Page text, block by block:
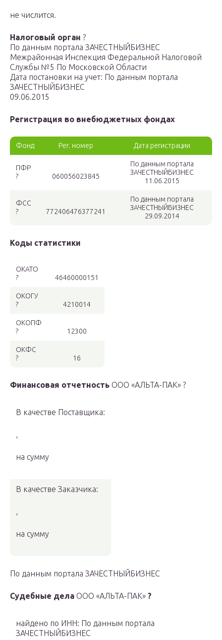
не числится.
Налоговый орган ?
По данным портала ЗАЧЕСТНЫЙБИЗНЕС
Межрайонная Инспекция Федеральной Налоговой
Службы №5 По Московской Области
Дата постановки на учет: По данным портала
ЗАЧЕСТНЫЙБИЗНЕС
09.06.2015
Регистрация во внебюджетных фондах
Фонд Рег. номер Дата регистрации
ПФР
?
060056023845
По данным портала
ЗАЧЕСТНЫЙБИЗНЕС
11.06.2015
ФСС
?
772406476377241
По данным портала
ЗАЧЕСТНЫЙБИЗНЕС
29.09.2014
Коды статистики
ОКАТО
?
46460000151
ОКОГУ
?
4210014
ОКОПФ
?
12300
ОКФС
?
16
Финансовая отчетность ООО «АЛЬТА-ПАК» ?
В качестве Поставщика:
,
на сумму
В качестве Заказчика:
,
на сумму
По данным портала ЗАЧЕСТНЫЙБИЗНЕС
Судебные дела ООО «АЛЬТА-ПАК» ?
найдено по ИНН: По данным портала
ЗАЧЕСТНЫЙБИЗНЕС